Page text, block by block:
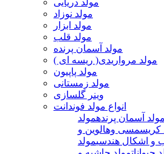
مولد دریایی
مولد نوزاد
مولد ابزار
مولد قلب
مولد آسمان پرنده
مولد مرواریدی( ریسه ای )
مولد پاپیون
مولد زمستانی
وینر گلسازی
انواع مولد فوندانت
مولد آسمان پرندهمولد
کریسمسی وهالوین و
و اشکال هندسیمولد